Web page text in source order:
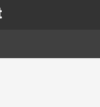
finestra.